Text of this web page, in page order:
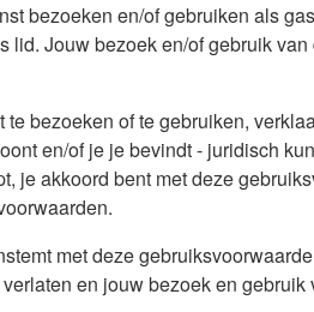
bezoeken en/of gebruiken als
lid. Jouw bezoek en/of gebruik
te bezoeken of te gebruiken,
en/of je je bevindt - juridisch
je akkoord bent met deze
met deze
en jouw bezoek en